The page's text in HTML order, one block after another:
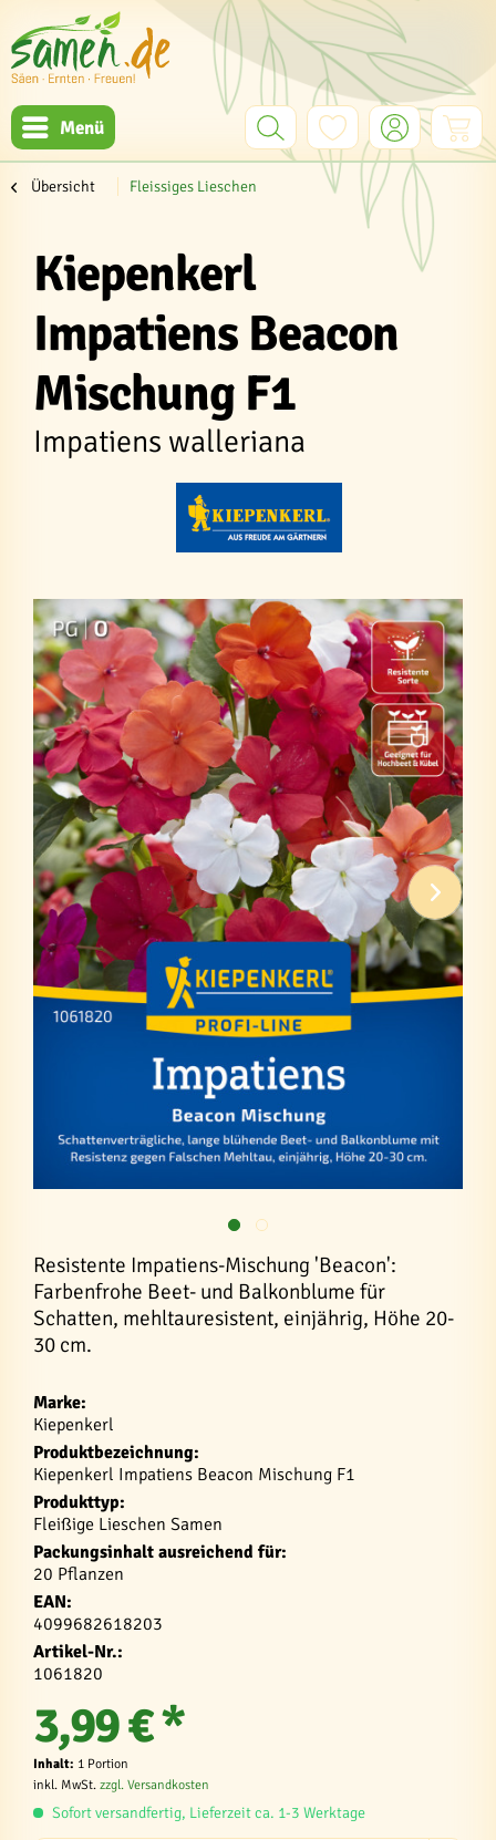
Menü
Übersicht Fleissiges Lieschen
Kiepenkerl
Impatiens Beacon
Mischung F1
Impatiens walleriana
Resistente Impatiens-Mischung 'Beacon':
Farbenfrohe Beet- und Balkonblume für
Schatten, mehltauresistent, einjährig, Höhe 20-
30 cm.
Marke:
Kiepenkerl
Produktbezeichnung:
Kiepenkerl Impatiens Beacon Mischung F1
Produkttyp:
Fleißige Lieschen Samen
Packungsinhalt ausreichend für:
20 Pflanzen
EAN:
4099682618203
Artikel-Nr.:
1061820
3,99 € *
Inhalt: 1 Portion
inkl. MwSt. zzgl. Versandkosten
Sofort versandfertig, Lieferzeit ca. 1-3 Werktage